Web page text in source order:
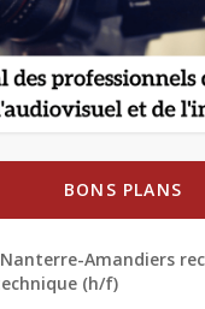
BONS PLANS
Amandiers
(h/f)